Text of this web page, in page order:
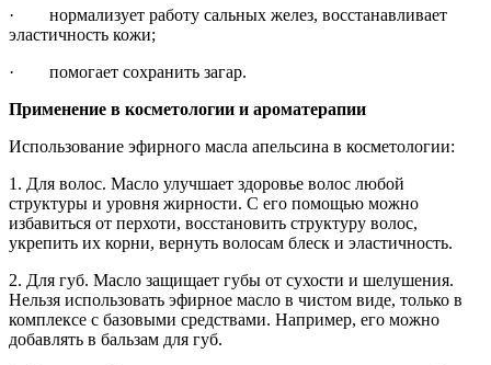
· нормализует работу сальных желез, восстанавливает
эластичность кожи;
· помогает сохранить загар.
Применение в косметологии и ароматерапии
Использование эфирного масла апельсина в косметологии:
1. Для волос. Масло улучшает здоровье волос любой
структуры и уровня жирности. С его помощью можно
избавиться от перхоти, восстановить структуру волос,
укрепить их корни, вернуть волосам блеск и эластичность.
2. Для губ. Масло защищает губы от сухости и шелушения.
Нельзя использовать эфирное масло в чистом виде, только в
комплексе с базовыми средствами. Например, его можно
добавлять в бальзам для губ.